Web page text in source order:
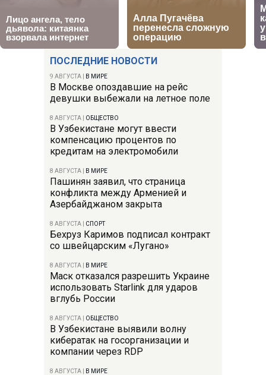
ПОСЛЕДНИЕ НОВОСТИ
9 АВГУСТА В МИРЕ
В Москве опоздавшие на рейс
девушки выбежали на летное поле
8 АВГУСТА ОБЩЕСТВО
В Узбекистане могут ввести
компенсацию процентов по
кредитам на электромобили
8 АВГУСТА В МИРЕ
Пашинян заявил, что страница
конфликта между Арменией и
Азербайджаном закрыта
8 АВГУСТА СПОРТ
Бехруз Каримов подписал контракт
со швейцарским «Лугано»
8 АВГУСТА В МИРЕ
Маск отказался разрешить Украине
использовать Starlink для ударов
вглубь России
8 АВГУСТА ОБЩЕСТВО
В Узбекистане выявили волну
кибератак на госорганизации и
компании через RDP
8 АВГУСТА В МИРЕ